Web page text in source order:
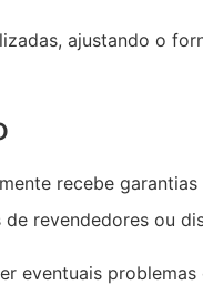
ajustando o
recebe
revendedores ou
eventuais